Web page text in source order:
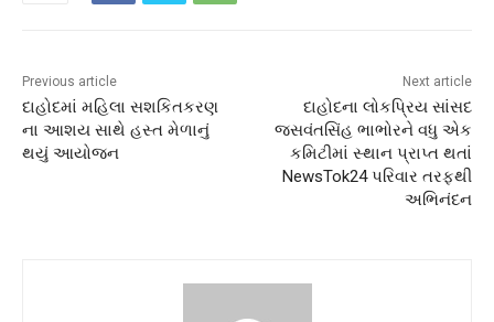
Previous article
દાહોદમાં મહિલા સશકિતકરણ
ના આશય સાથે હસ્ત મેળાનું
થયું આયોજન
Next article
દાહોદના લોકપ્રિય સાંસદ
જસવંતસિંહ ભાભોરને વધુ એક
કમિટીમાં સ્થાન પ્રાપ્ત થતાં
NewsTok24 પરિવાર તરફથી
અભિનંદન